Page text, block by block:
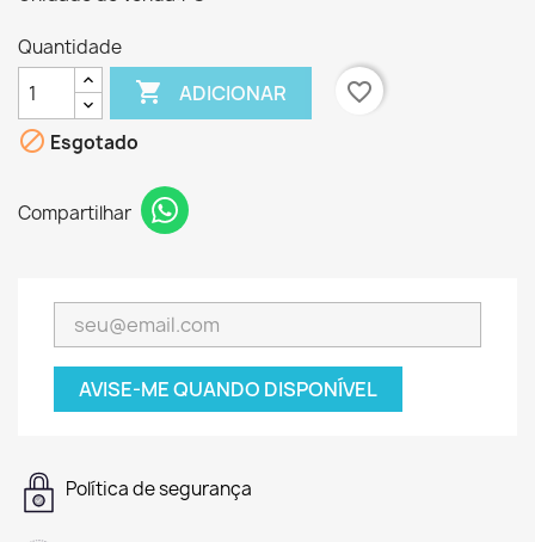
Quantidade
 ADICIONAR
favorite_border
 Esgotado
Compartilhar
AVISE-ME QUANDO DISPONÍVEL
Política de segurança